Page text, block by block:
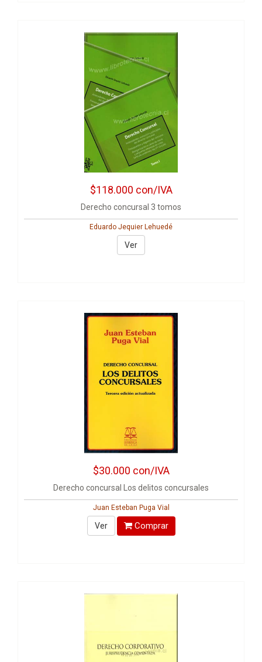
$118.000 con/IVA
Derecho concursal 3 tomos
Eduardo Jequier Lehuedé
Ver
$30.000 con/IVA
Derecho concursal Los delitos concursales
Juan Esteban Puga Vial
Ver Comprar